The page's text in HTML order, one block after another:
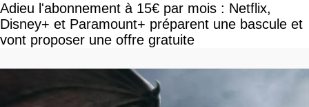
Adieu l'abonnement à 15€ par mois : Netflix,
Disney+ et Paramount+ préparent une bascule et
vont proposer une offre gratuite